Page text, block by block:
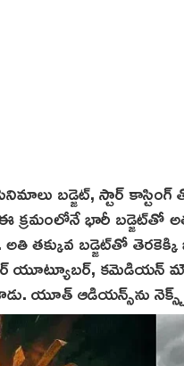
సినిమాలు బడ్జెట్, స్టార్
ఈ క్రమంలోనే భారీ
తక్కువ బడ్జెట్‌తో
యూట్యూబర్‌,
యూత్ ఆడియన్స్‌ను నెక్స్ట్